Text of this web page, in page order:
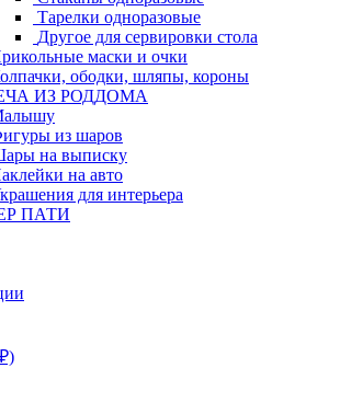
Тарелки одноразовые
Другое для сервировки стола
маски и очки
ободки, шляпы, короны
ИЗ РОДДОМА
из шаров
на выписку
на авто
для интерьера
ПАТИ